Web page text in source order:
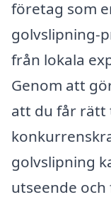
företag som
golvslipning-
från lokala
Genom att
att du får rätt
golvslipning
utseende